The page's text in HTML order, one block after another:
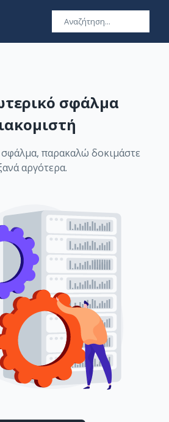
σφάλμα
παρακαλώ δοκιμάστε
αργότερα.